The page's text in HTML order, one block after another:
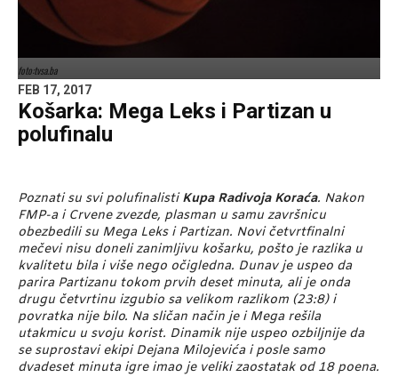
foto:tvsa.ba
FEB 17, 2017
Košarka: Mega Leks i Partizan u
polufinalu
Poznati su svi polufinalistiKupa Radivoja Koraća. Nakon
FMP-a i Crvene zvezde, plasman u samu završnicu
obezbedili su Mega Leks i Partizan. Novi četvrtfinalni
mečevi nisu doneli zanimljivu košarku, pošto je razlika u
kvalitetu bila i više nego očigledna. Dunav je uspeo da
parira Partizanu tokom prvih deset minuta, ali je onda
drugu četvrtinu izgubio sa velikom razlikom (23:8) i
povratka nije bilo. Na sličan način je i Mega rešila
utakmicu u svoju korist. Dinamik nije uspeo ozbiljnije da
se suprostavi ekipi Dejana Milojevića i posle samo
dvadeset minuta igre imao je veliki zaostatak od 18 poena.